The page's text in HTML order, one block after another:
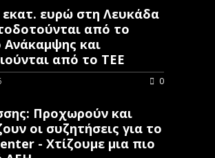
εκατ. ευρώ στη Λευκάδα
από το
Ανάκαμψης και
από το ΤΕΕ
0
Προχωρούν και
οι συζητήσεις για το
- Χτίζουμε μια πιο